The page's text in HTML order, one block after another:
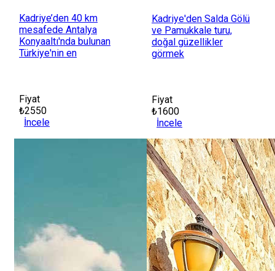
Kadriye’den 40 km
mesafede Antalya
Konyaaltı'nda bulunan
Türkiye'nin en
Fiyat
₺2550
İncele
Kadriye'den Salda Gölü
ve Pamukkale turu,
doğal güzellikler
görmek
Fiyat
₺1600
İncele